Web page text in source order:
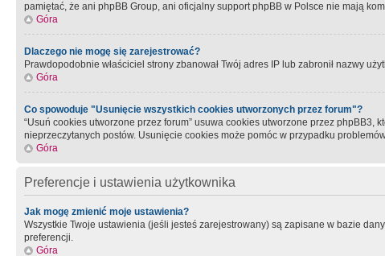
pamiętać, że ani phpBB Group, ani oficjalny support phpBB w Polsce nie mają
Góra
Dlaczego nie mogę się zarejestrować?
Prawdopodobnie właściciel strony zbanował Twój adres IP lub zabronił nazwy
Góra
Co spowoduje "Usunięcie wszystkich cookies utworzonych przez forum"?
“Usuń cookies utworzone przez forum” usuwa cookies utworzone przez
nieprzeczytanych postów. Usunięcie cookies może pomóc w przypadku
Góra
Preferencje i ustawienia użytkownika
Jak mogę zmienić moje ustawienia?
Wszystkie Twoje ustawienia (jeśli jesteś zarejestrowany) są zapisane w bazie
preferencji.
Góra